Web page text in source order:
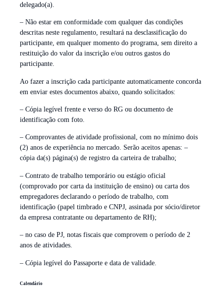
delegado(a).
– Não estar em conformidade com qualquer das condições
descritas neste regulamento, resultará na desclassificação do
participante, em qualquer momento do programa, sem direito a
restituição do valor da inscrição e/ou outros gastos do
participante.
Ao fazer a inscrição cada participante automaticamente concorda
em enviar estes documentos abaixo, quando solicitados:
– Cópia legível frente e verso do RG ou documento de
identificação com foto.
– Comprovantes de atividade profissional, com no mínimo dois
(2) anos de experiência no mercado. Serão aceitos apenas: –
cópia da(s) página(s) de registro da carteira de trabalho;
– Contrato de trabalho temporário ou estágio oficial
(comprovado por carta da instituição de ensino) ou carta dos
empregadores declarando o período de trabalho, com
identificação (papel timbrado e CNPJ, assinada por sócio/diretor
da empresa contratante ou departamento de RH);
– no caso de PJ, notas fiscais que comprovem o período de 2
anos de atividades.
– Cópia legível do Passaporte e data de validade.
Calendário